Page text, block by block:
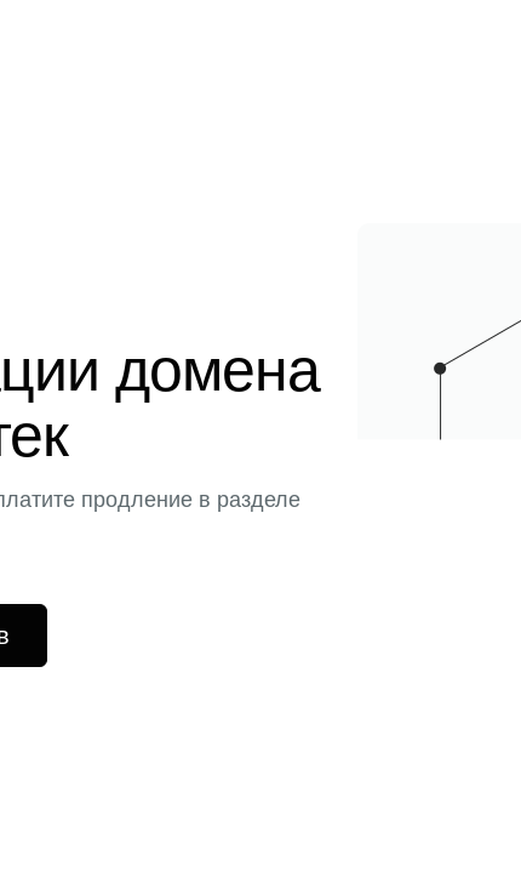
домена
продление в разделе